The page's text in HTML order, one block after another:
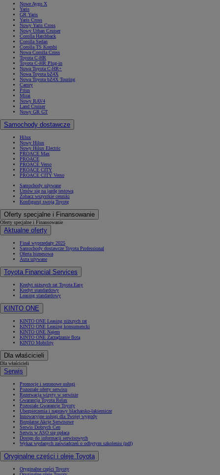
Nowe Aygo X
Yaris
GR Yaris
Yaris Cross
Nowy Yaris Cross
Nowy Urban Cruiser
Corolla Hatchback
Corolla Sedan
Corolla TS Kombi
Nowa Corolla Cross
Toyota C-HR
Toyota C-HR Plug-in
Nowa Toyota C-HR+
Nowa Toyota bZ4X
Nowa Toyota bZ4X Touring
Camry
Prius
Mirai
Nowy RAV4
Land Cruiser
Nowy GR GT
Samochody dostawcze
Hilux
Nowy Hilux
Nowy Hilux Electric
PROACE Max
PROACE
PROACE Verso
PROACE CITY
PROACE CITY Verso
Samochody używane
Umów się na jazdę testową
Zobacz wszystkie cenniki
Konfiguruj swoją Toyotę
Oferty specjalne i Finansowanie
Oferty specjalne i Finansowanie
Aktualne oferty
Finał wyprzedaży 2025
Samochody dostawcze Toyota Professional
Oferta biznesowa
Auta używane
Toyota Financial Services
Kredyt niższych rat Toyota Easy
Kredyt standardowy
Leasing standardowy
KINTO ONE
KINTO ONE Leasing niższych rat
KINTO ONE Leasing konsumencki
KINTO ONE Najem
KINTO ONE Zarządzanie flotą
KINTO Mobility
Dla właścicieli
Dla właścicieli
Serwis
Promocje i sezonowe usługi
Pozostałe oferty serwisu
Rezerwacja wizyty w serwisie
Gwarancja Toyota Relax
Pozostałe Gwarancje Toyoty
Ubezpieczenia i naprawy blacharsko-lakiernicze
Innowacyjne usługi dla Twojej wygody
Bezpłatne Akcje Serwisowe
Serwis Dobrych Cen
Serwis w ASO się opłaca
Dostęp do informacji serwisowych
Wykaz wydanych zaświadczeń o odbytym szkoleniu (pdf)
Oryginalne części i oleje Toyota
Oryginalne części Toyoty